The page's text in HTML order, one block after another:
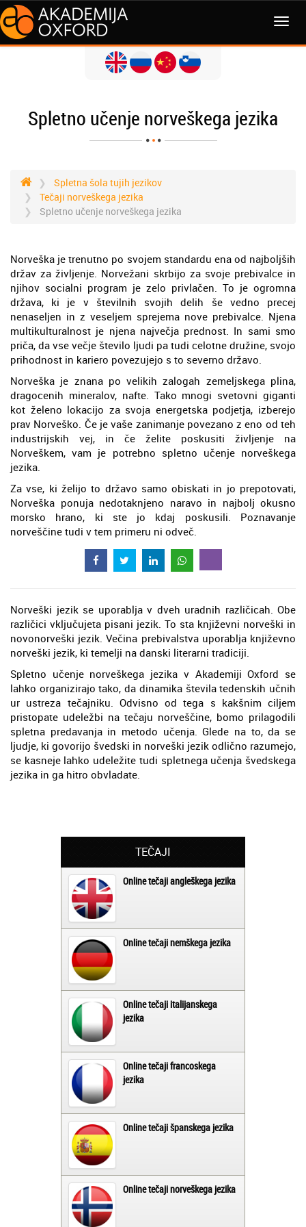
MENI
Spletno učenje norveškega jezika
Spletna šola tujih jezikov
Tečaji norveškega jezika
Spletno učenje norveškega jezika
Norveška je trenutno po svojem standardu ena od najboljših
držav za življenje. Norvežani skrbijo za svoje prebivalce in
njihov socialni program je zelo privlačen. To je ogromna
država, ki je v številnih svojih delih še vedno precej
nenaseljen in z veseljem sprejema nove prebivalce. Njena
multikulturalnost je njena največja prednost. In sami smo
priča, da vse večje število ljudi pa tudi celotne družine, svojo
prihodnost in kariero povezujejo s to severno državo.
Norveška je znana po velikih zalogah zemeljskega plina,
dragocenih mineralov, nafte. Tako mnogi svetovni giganti
kot želeno lokacijo za svoja energetska podjetja, izberejo
prav Norveško. Če je vaše zanimanje povezano z eno od teh
industrijskih vej, in če želite poskusiti življenje na
Norveškem, vam je potrebno spletno učenje norveškega
jezika.
Za vse, ki želijo to državo samo obiskati in jo prepotovati,
Norveška ponuja nedotaknjeno naravo in najbolj okusno
morsko hrano, ki ste jo kdaj poskusili. Poznavanje
norveščine tudi v tem primeru ni odveč.
Norveški jezik se uporablja v dveh uradnih različicah. Obe
različici vključujeta pisani jezik. To sta književni norveški in
novonorveški jezik. Večina prebivalstva uporablja književno
norveški jezik, ki temelji na danski literarni tradiciji.
Spletno učenje norveškega jezika v Akademiji Oxford se
lahko organizirajo tako, da dinamika števila tedenskih učnih
ur ustreza tečajniku. Odvisno od tega s kakšnim ciljem
pristopate udeležbi na tečaju norveščine, bomo prilagodili
spletna predavanja in metodo učenja. Glede na to, da se
ljudje, ki govorijo švedski in norveški jezik odlično razumejo,
se kasneje lahko udeležite tudi spletnega učenja švedskega
jezika in ga hitro obvladate.
TEČAJI
Online tečaji angleškega jezika
Online tečaji nemškega jezika
Online tečaji italijanskega
jezika
Online tečaji francoskega
jezika
Online tečaji španskega jezika
Online tečaji norveškega jezika